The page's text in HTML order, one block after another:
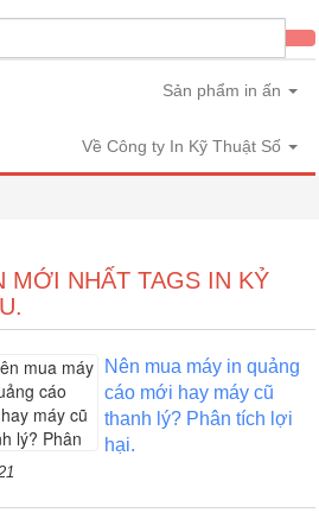
Sản phẩm in ấn
Về Công ty In Kỹ Thuật Số
MỚI NHẤT TAGS IN KỶ
Nên mua máy in quảng
cáo mới hay máy cũ
thanh lý? Phân tích lợi
hại.